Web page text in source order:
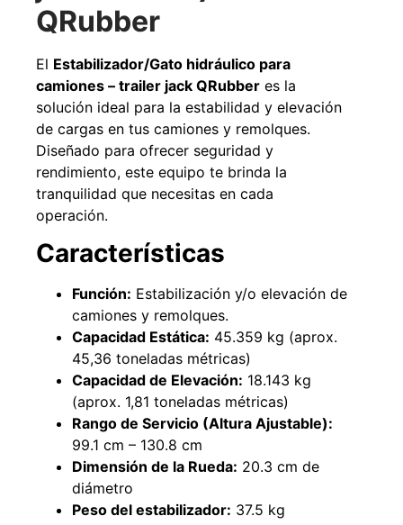
QRubber
El Estabilizador/Gato hidráulico para
camiones – trailer jack QRubber es la
solución ideal para la estabilidad y elevación
de cargas en tus camiones y remolques.
Diseñado para ofrecer seguridad y
rendimiento, este equipo te brinda la
tranquilidad que necesitas en cada
operación.
Características
Función: Estabilización y/o elevación de
camiones y remolques.
Capacidad Estática: 45.359 kg (aprox.
45,36 toneladas métricas)
Capacidad de Elevación: 18.143 kg
(aprox. 1,81 toneladas métricas)
Rango de Servicio (Altura Ajustable):
99.1 cm – 130.8 cm
Dimensión de la Rueda: 20.3 cm de
diámetro
Peso del estabilizador: 37.5 kg
Pasto sintético ornamental Importado
USA: Paradise densidad 42mm Rollo
4,57*15,24mts
$1.427.544
49%